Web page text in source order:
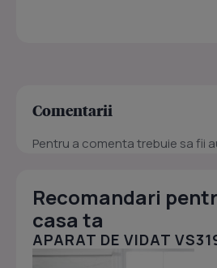
Comentarii
Pentru a comenta trebuie sa fii
Recomandari
casa ta
APARAT DE VIDAT